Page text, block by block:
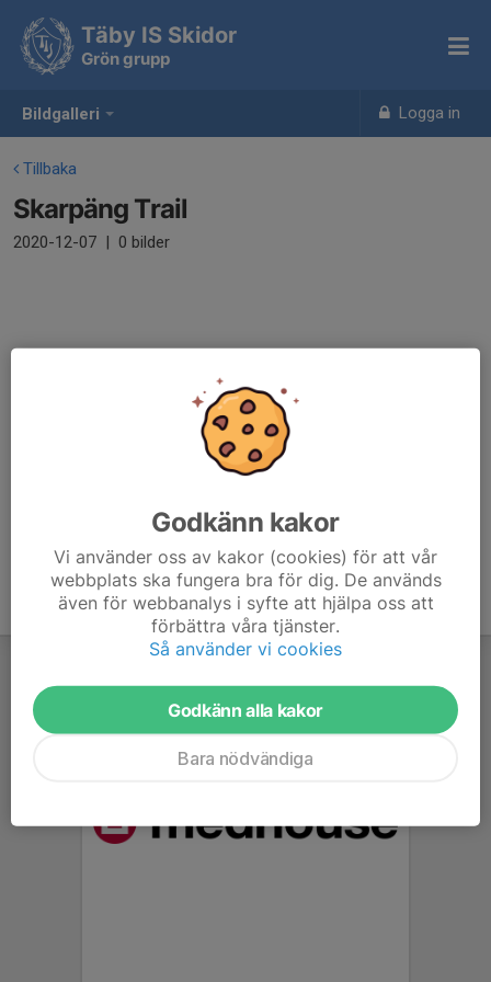
Bildgalleri Logga in
Täby IS Skidor
Grön grupp
Tillbaka
Skarpäng Trail
2020-12-07 | 0 bilder
Godkänn kakor
Vi använder oss av kakor (cookies) för att vår
webbplats ska fungera bra för dig. De används
även för webbanalys i syfte att hjälpa oss att
förbättra våra tjänster.
Så använder vi cookies
Godkänn alla kakor
Bara nödvändiga